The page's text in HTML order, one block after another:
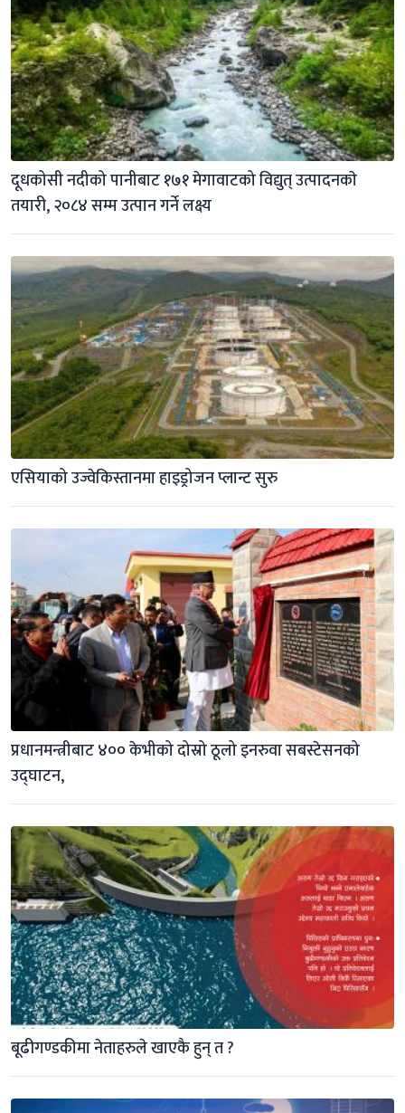
दूधकोसी नदीको पानीबाट १७१ मेगावाटको विद्युत् उत्पादनकाे
तयारी, २०८४ सम्म उत्पान गर्ने लक्ष्य
एसियाको उज्वेकिस्तानमा हाइड्रोजन प्लान्ट सुरु
प्रधानमन्त्रीबाट ४०० केभीको दोस्रो ठूलो इनरुवा सबस्टेसनको
उद्घाटन,
बूढीगण्डकीमा नेताहरुले खाएकै हुन् त ?